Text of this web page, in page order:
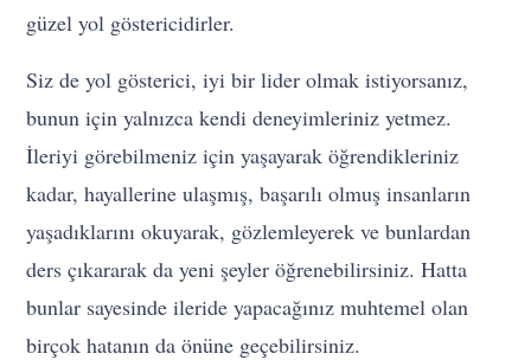
güzel yol göstericidirler.
Siz de yol gösterici, iyi bir lider olmak istiyorsanız,
bunun için yalnızca kendi deneyimleriniz yetmez.
İleriyi görebilmeniz için yaşayarak öğrendikleriniz
kadar, hayallerine ulaşmış, başarılı olmuş insanların
yaşadıklarını okuyarak, gözlemleyerek ve bunlardan
ders çıkararak da yeni şeyler öğrenebilirsiniz. Hatta
bunlar sayesinde ileride yapacağınız muhtemel olan
birçok hatanın da önüne geçebilirsiniz.